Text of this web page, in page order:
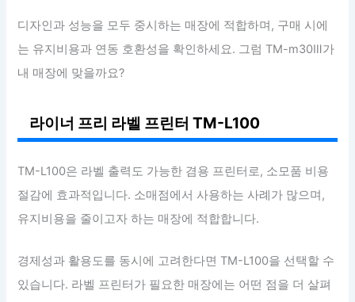
디자인과 성능을 모두 중시하는 매장에 적합하며, 구매 시에
는 유지비용과 연동 호환성을 확인하세요. 그럼 TM-m30Ⅲ가
내 매장에 맞을까요?
라이너 프리 라벨 프린터 TM-L100
TM-L100은 라벨 출력도 가능한 겸용 프린터로, 소모품 비용
절감에 효과적입니다. 소매점에서 사용하는 사례가 많으며,
유지비용을 줄이고자 하는 매장에 적합합니다.
경제성과 활용도를 동시에 고려한다면 TM-L100을 선택할 수
있습니다. 라벨 프린터가 필요한 매장에는 어떤 점을 더 살펴